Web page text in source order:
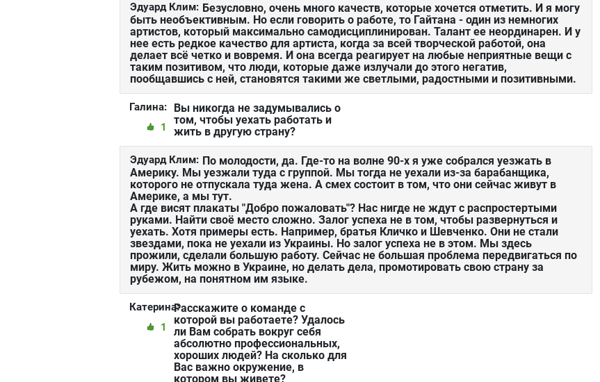
Эдуард Клим: Безусловно, очень много качеств, которые хочется отметить. И я могу
быть необъективным. Но если говорить о работе, то Гайтана - один из немногих
артистов, который максимально самодисциплинирован. Талант ее неординарен. И у
нее есть редкое качество для артиста, когда за всей творческой работой, она
делает всё четко и вовремя. И она всегда реагирует на любые неприятные вещи с
таким позитивом, что люди, которые даже излучали до этого негатив,
пообщавшись с ней, становятся такими же светлыми, радостными и позитивными.
Галина:
1
Вы никогда не задумывались о
том, чтобы уехать работать и
жить в другую страну?
Эдуард Клим: По молодости, да. Где-то на волне 90-х я уже собрался уезжать в
Америку. Мы уезжали туда с группой. Мы тогда не уехали из-за барабанщика,
которого не отпускала туда жена. А смех состоит в том, что они сейчас живут в
Америке, а мы тут.
А где висят плакаты "Добро пожаловать"? Нас нигде не ждут с распростертыми
руками. Найти своё место сложно. Залог успеха не в том, чтобы развернуться и
уехать. Хотя примеры есть. Например, братья Кличко и Шевченко. Они не стали
звездами, пока не уехали из Украины. Но залог успеха не в этом. Мы здесь
прожили, сделали большую работу. Сейчас не большая проблема передвигаться по
миру. Жить можно в Украине, но делать дела, промотировать свою страну за
рубежом, на понятном им языке.
Катерина:
1
Расскажите о команде с
которой вы работаете? Удалось
ли Вам собрать вокруг себя
абсолютно профессиональных,
хороших людей? На сколько для
Вас важно окружение, в
котором вы живете?